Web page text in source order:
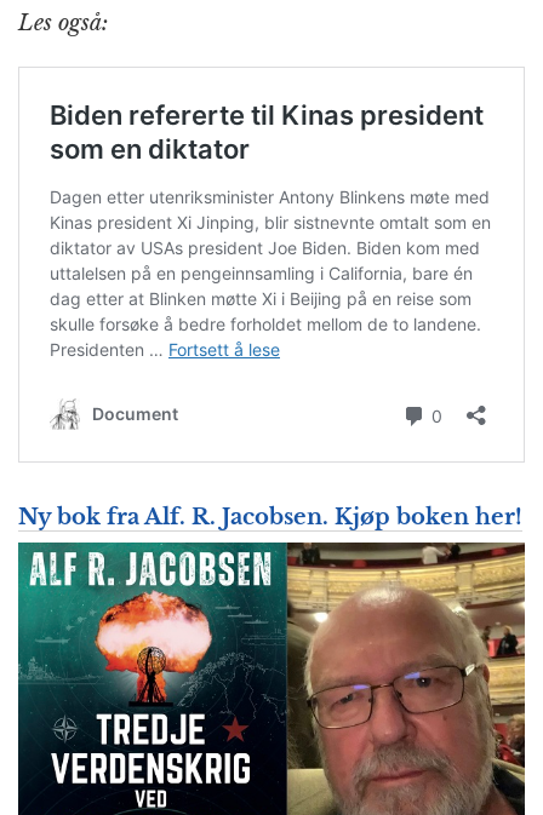
Les også:
Ny bok fra Alf. R. Jacobsen. Kjøp boken her!